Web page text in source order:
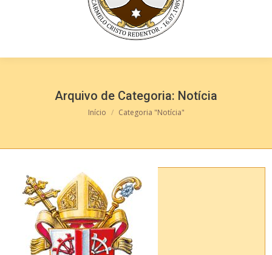
Arquivo de Categoria: Notícia
Você está aqui:
Início Categoria "Notícia"